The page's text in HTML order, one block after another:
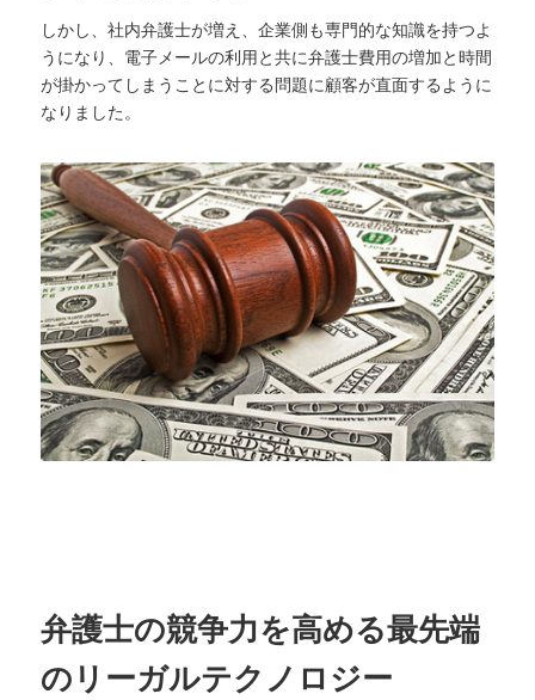
しかし、社内弁護士が増え、企業側も専門的な知識を持つよ
うになり、電子メールの利用と共に弁護士費用の増加と時間
が掛かってしまうことに対する問題に顧客が直面するように
なりました。
弁護士の競争力を高める最先端
のリーガルテクノロジー